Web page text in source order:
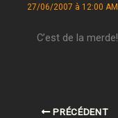
27/06/2007 à 12:00 AM
C’est de la merde!
PRÉCÉDENT